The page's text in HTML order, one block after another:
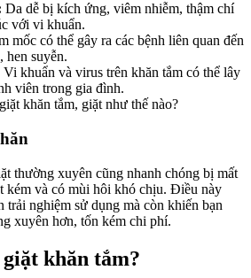
Da dễ bị kích ứng, viêm nhiễm, thậm chí
với vi khuẩn.
mốc có thể gây ra các bệnh liên quan đến
hen suyễn.
Vi khuẩn và virus trên khăn tắm có thể lây
viên trong gia đình.
thường xuyên cũng nhanh chóng bị mất
kém và có mùi hôi khó chịu. Điều này
trải nghiệm sử dụng mà còn khiến bạn
xuyên hơn, tốn kém chi phí.
khăn tắm?